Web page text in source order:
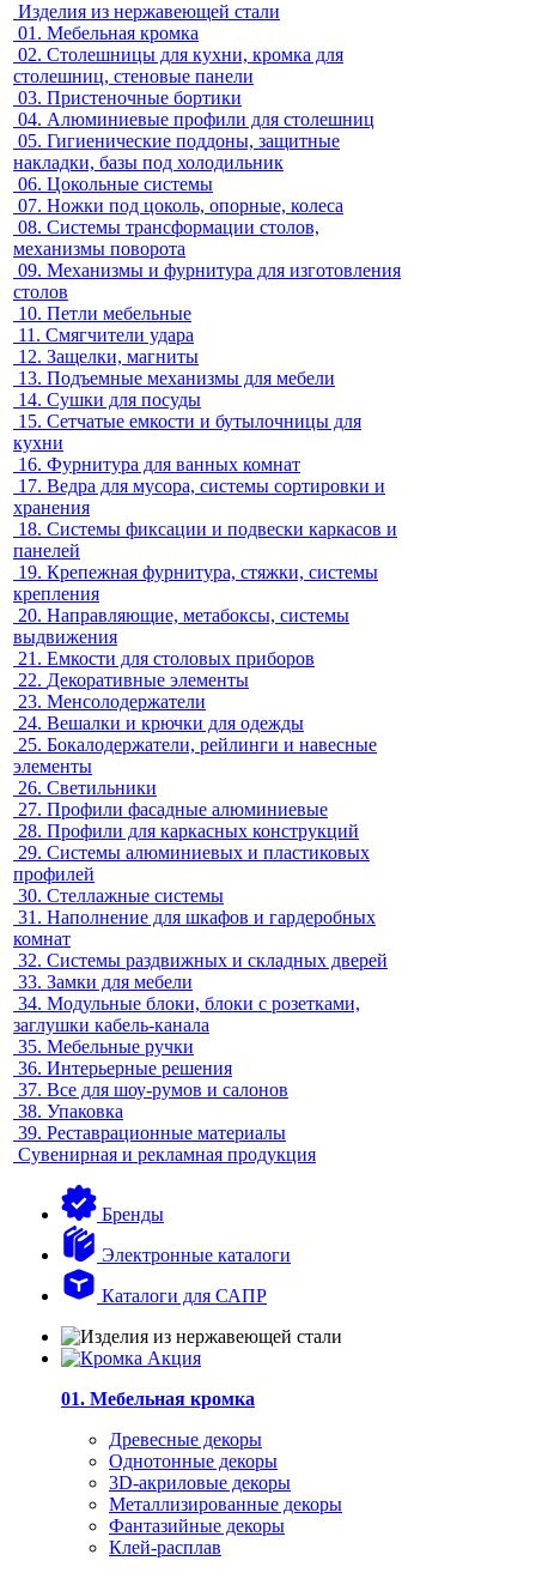
Изделия из нержавеющей стали
01. Мебельная кромка
02. Столешницы для кухни, кромка для
столешниц, стеновые панели
03. Пристеночные бортики
04. Алюминиевые профили для столешниц
05. Гигиенические поддоны, защитные
накладки, базы под холодильник
06. Цокольные системы
07. Ножки под цоколь, опорные, колеса
08. Системы трансформации столов,
механизмы поворота
09. Механизмы и фурнитура для изготовления
столов
10. Петли мебельные
11. Смягчители удара
12. Защелки, магниты
13. Подъемные механизмы для мебели
14. Сушки для посуды
15. Сетчатые емкости и бутылочницы для
кухни
16. Фурнитура для ванных комнат
17. Ведра для мусора, системы сортировки и
хранения
18. Системы фиксации и подвески каркасов и
панелей
19. Крепежная фурнитура, стяжки, системы
крепления
20. Направляющие, метабоксы, системы
выдвижения
21. Емкости для столовых приборов
22. Декоративные элементы
23. Менсолодержатели
24. Вешалки и крючки для одежды
25. Бокалодержатели, рейлинги и навесные
элементы
26. Светильники
27. Профили фасадные алюминиевые
28. Профили для каркасных конструкций
29. Системы алюминиевых и пластиковых
профилей
30. Стеллажные системы
31. Наполнение для шкафов и гардеробных
комнат
32. Системы раздвижных и складных дверей
33. Замки для мебели
34. Модульные блоки, блоки с розетками,
заглушки кабель-канала
35. Мебельные ручки
36. Интерьерные решения
37. Все для шоу-румов и салонов
38. Упаковка
39. Реставрационные материалы
Сувенирная и рекламная продукция
Бренды
Электронные каталоги
Каталоги для САПР
01. Мебельная кромка
Древесные декоры
Однотонные декоры
3D-акриловые декоры
Металлизированные декоры
Фантазийные декоры
Клей-расплав